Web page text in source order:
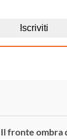
Il fronte ombra